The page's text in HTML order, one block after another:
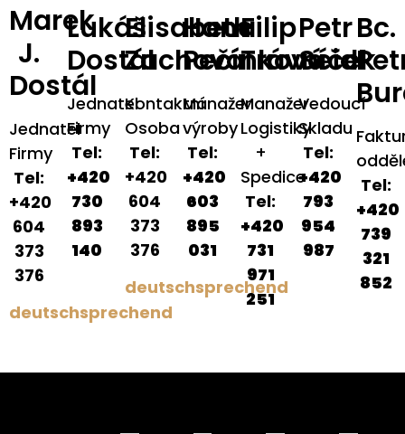
Marek
J.
Dostál
Jednatel
Firmy
Tel:
+420
604
373
376
deutschsprechend
Lukáš
Dostál
Jednatel
Firmy
Tel:
+420
730
893
140
Elisabeth
Zachová
Kontaktní
Osoba
Tel:
+420
604
373
376
deutschsprechend
Hana
Pečínková
Manažer
výroby
Tel:
+420
603
895
031
Filip
Trávníček
Manažer
Logistiky
+
Spedice
Tel:
+420
731
971
251
Petr
Seidl
Vedoucí
Skladu
Tel:
+420
793
954
987
Bc.
Tel:
+420
739
321
852